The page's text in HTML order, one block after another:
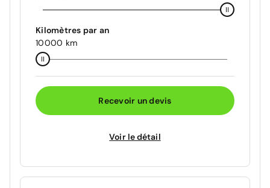
Kilomètres par an
10000 km
Recevoir un devis
Voir le détail